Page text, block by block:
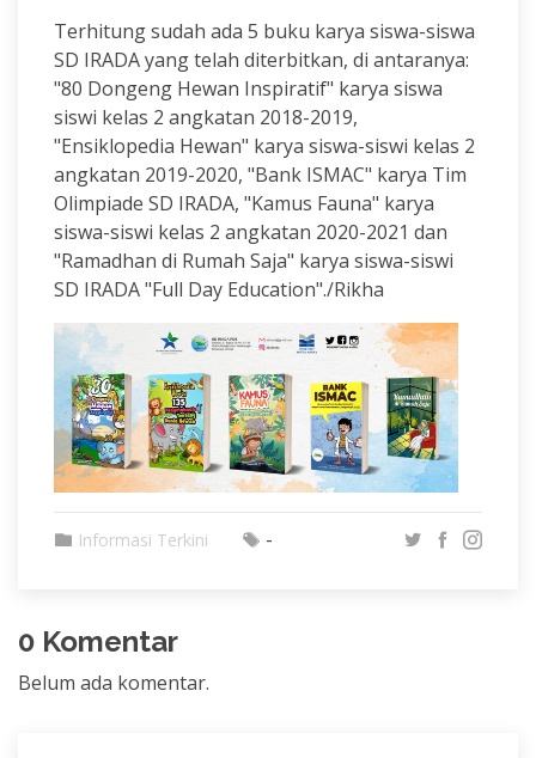
Terhitung sudah ada 5 buku karya siswa-siswa
SD IRADA yang telah diterbitkan, di antaranya:
"80 Dongeng Hewan Inspiratif" karya siswa
siswi kelas 2 angkatan 2018-2019,
"Ensiklopedia Hewan" karya siswa-siswi kelas 2
angkatan 2019-2020, "Bank ISMAC" karya Tim
Olimpiade SD IRADA, "Kamus Fauna" karya
siswa-siswi kelas 2 angkatan 2020-2021 dan
"Ramadhan di Rumah Saja" karya siswa-siswi
SD IRADA "Full Day Education"./Rikha
Informasi Terkini -
0 Komentar
Belum ada komentar.